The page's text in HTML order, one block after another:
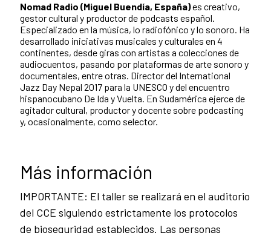
Nomad Radio (Miguel Buendía, España)es creativo,
gestor cultural y productor de podcasts español.
Especializado en la música, lo radiofónico y lo sonoro. Ha
desarrollado iniciativas musicales y culturales en 4
continentes, desde giras con artistas a colecciones de
audiocuentos, pasando por plataformas de arte sonoro y
documentales, entre otras. Director del International
Jazz Day Nepal 2017 para la UNESCO y del encuentro
hispanocubano De Ida y Vuelta. En Sudamérica ejerce de
agitador cultural, productor y docente sobre podcasting
y, ocasionalmente, como selector.
Más información
IMPORTANTE: El taller se realizará en el auditorio
del CCE siguiendo estrictamente los protocolos
de bioseguridad establecidos. Las personas